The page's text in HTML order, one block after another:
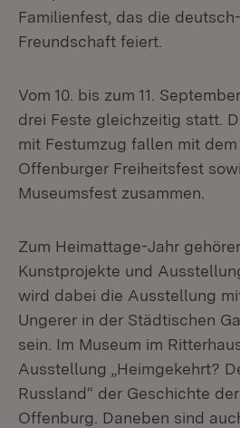
Familienfest, das die
Freundschaft feiert.
Vom 10. bis zum 11.
drei Feste gleichzeitig statt.
mit Festumzug fallen mit
Offenburger Freiheitsfest
Museumsfest zusammen.
Zum Heimattage-Jahr
Kunstprojekte und
wird dabei die Ausstellung
Ungerer in der Städtischen
sein. Im Museum im
Ausstellung „Heimgekehrt?
Russland“ der Geschichte
Offenburg. Daneben sind